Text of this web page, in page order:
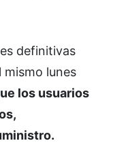
definitivas
mismo lunes
los usuarios